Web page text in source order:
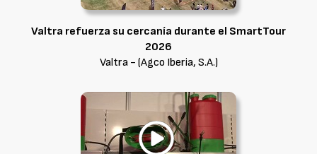
Valtra refuerza su cercanía durante el SmartTour
2026
Valtra - (Agco Iberia, S.A.)